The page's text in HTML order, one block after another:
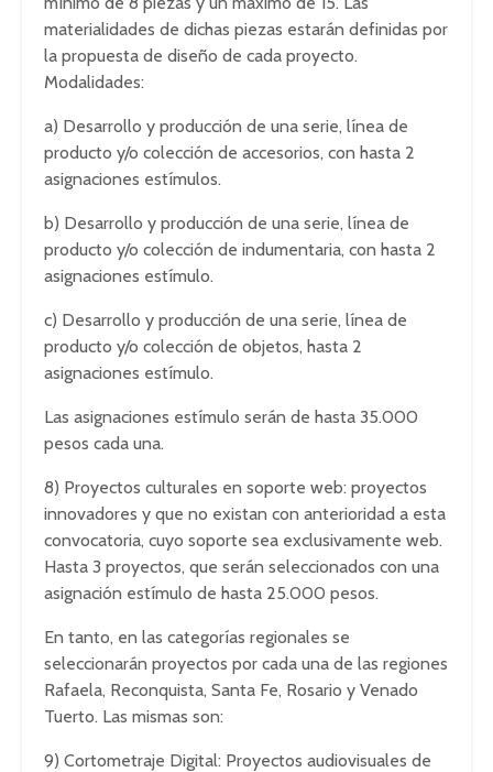
materialidades de dichas piezas estarán definidas por
la propuesta de diseño de cada proyecto.
Modalidades:
a) Desarrollo y producción de una serie, línea de
producto y/o colección de accesorios, con hasta 2
asignaciones estímulos.
b) Desarrollo y producción de una serie, línea de
producto y/o colección de indumentaria, con hasta 2
asignaciones estímulo.
c) Desarrollo y producción de una serie, línea de
producto y/o colección de objetos, hasta 2
asignaciones estímulo.
Las asignaciones estímulo serán de hasta 35.000
pesos cada una.
8) Proyectos culturales en soporte web: proyectos
innovadores y que no existan con anterioridad a esta
convocatoria, cuyo soporte sea exclusivamente web.
Hasta 3 proyectos, que serán seleccionados con una
asignación estímulo de hasta 25.000 pesos.
En tanto, en las categorías regionales se
seleccionarán proyectos por cada una de las regiones
Rafaela, Reconquista, Santa Fe, Rosario y Venado
Tuerto. Las mismas son:
9) Cortometraje Digital: Proyectos audiovisuales de